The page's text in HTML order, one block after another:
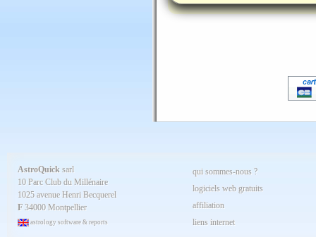
AstroQuick sarl
10 Parc Club du Millénaire
1025 avenue Henri Becquerel
F 34000 Montpellier
astrology software & reports
qui sommes-nous ?
logiciels web gratuits
affiliation
liens internet